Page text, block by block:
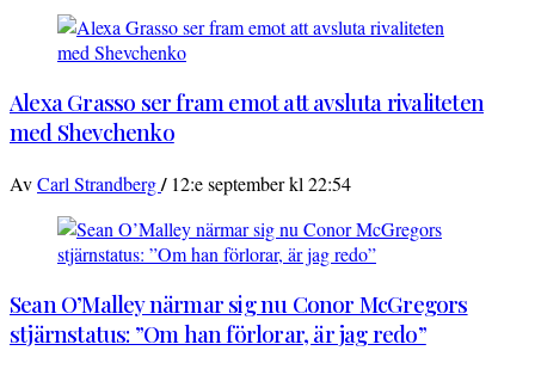
Alexa Grasso ser fram emot att avsluta rivaliteten
med Shevchenko
AvCarl Strandberg/ 12:e september kl 22:54
Sean O’Malley närmar sig nu Conor McGregors
stjärnstatus: ”Om han förlorar, är jag redo”